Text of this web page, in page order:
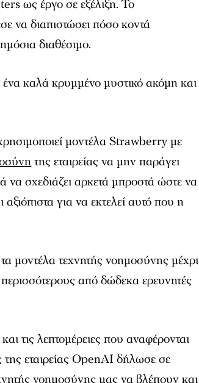
ως έργο σε εξέλιξη. Το
να διαπιστώσει πόσο κοντά
διαθέσιμο.
καλά κρυμμένο μυστικό ακόμη και
μοντέλα Strawberry με
της εταιρείας να μην παράγει
σχεδιάζει αρκετά μπροστά ώστε να
για να εκτελεί αυτό που η
μοντέλα τεχνητής νοημοσύνης μέχρι
από δώδεκα ερευνητές
τις λεπτομέρειες που αναφέρονται
εταιρείας OpenAI δήλωσε σε
νοημοσύνης μας να βλέπουν και